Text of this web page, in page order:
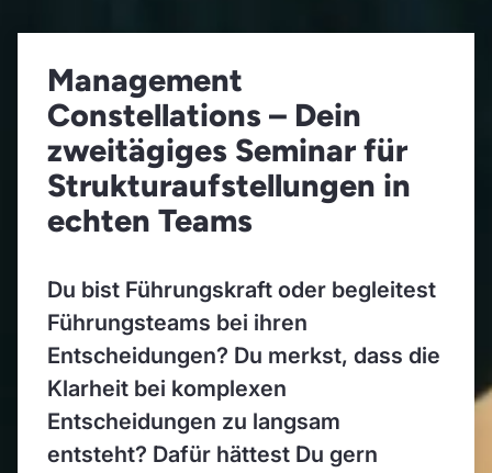
Management
Constellations – Dein
zweitägiges Seminar für
Strukturaufstellungen in
echten Teams
Du bist Führungskraft oder begleitest
Führungsteams bei ihren
Entscheidungen? Du merkst, dass die
Klarheit bei komplexen
Entscheidungen zu langsam
entsteht? Dafür hättest Du gern